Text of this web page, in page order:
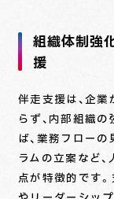
組織体制強
援
伴走支援は、企
らず、内部組織
ば、業務フロー
ラムの立案など
点が特徴的です